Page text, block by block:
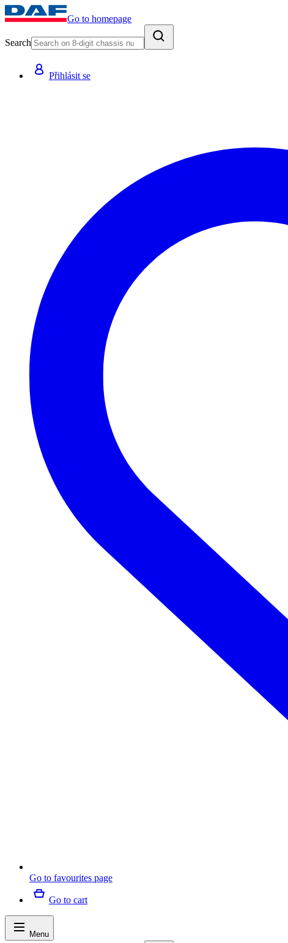
Go to homepage
Search
Přihlásit se
Go to favourites page
Go to cart
Menu